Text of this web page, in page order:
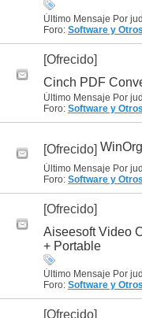
Último Mensaje Por
Foro: Software y Otros
[Ofrecido]
Cinch PDF
Último Mensaje Por
Foro: Software y Otros
[Ofrecido]
Último Mensaje Por
Foro: Software y Otros
[Ofrecido]
Aiseesoft Video
+ Portable
Último Mensaje Por
Foro: Software y Otros
[Ofrecido]